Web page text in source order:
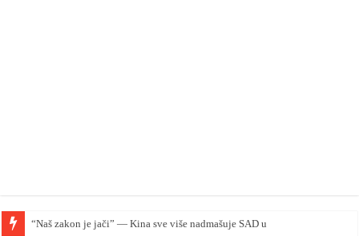
“Naš zakon je jači” — Kina sve više nadmašuje SAD u pravnom smislu